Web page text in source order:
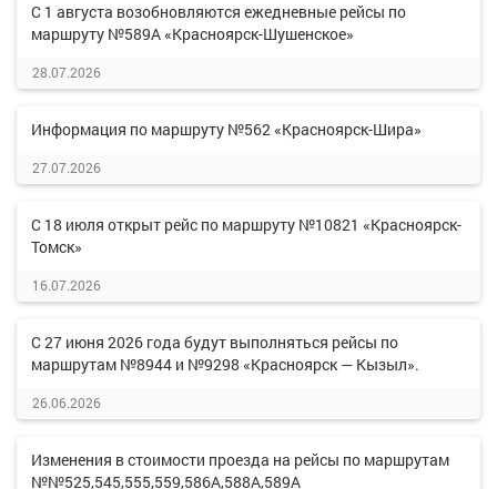
С 1 августа возобновляются ежедневные рейсы по
маршруту №589А «Красноярск-Шушенское»
28.07.2026
Информация по маршруту №562 «Красноярск-Шира»
27.07.2026
С 18 июля открыт рейс по маршруту №10821 «Красноярск-
Томск»
16.07.2026
С 27 июня 2026 года будут выполняться рейсы по
маршрутам №8944 и №9298 «Красноярск — Кызыл».
26.06.2026
Изменения в стоимости проезда на рейсы по маршрутам
№№525,545,555,559,586А,588А,589А